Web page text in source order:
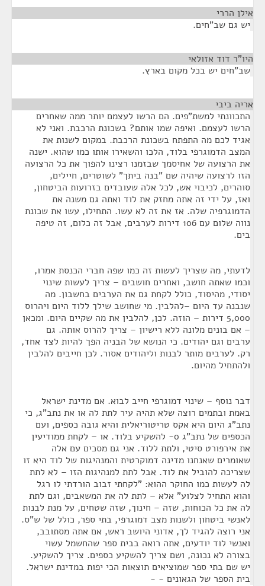
אילן הררי
יש גם שב"חים.
היו"ר דוד אזולאי
שב"חים יש בכל מקום בארץ.
אריה ביבי
התכוונתי למשת"פים. הם הרשו לעצמם יותר ממה שאחרים
הרשו לעצמם. ואיפה שמו אותם? בשכונת הרכבת. ואני לא
אגיד לכם מה התפתח בשכונת הרכבת. במקום לשנות את
המצב הדמוגרפי בלוד, הלכו והשאירו אותו כמו שהוא. ישנה
את הרצועה של אחיסמך שבזמנו רצינו להפוך את כל הרצועה
הזו לרצועה שיהיה שם "בנה ביתך" לשוטרים, חיילים,
סוהרים, לכיבוי אש, לכל אלה שעובדים בזרועות הביטחון,
ואז, על ידי זה אתה מחזק את לוד ואתה גם משנה את
הדמוגרפיה שלה. אז את זה לא עשו. התחילו, עשו את שכונת
נווה שלום עם 106 דירות לערבים, אבל זה כלום, זה טיפה
בים.
לדעתי, מה שצריך לעשות זה כמו שפה חברי הכנסת אמרו,
וכמו שאתה חושב, ואחרים חושבים – צריך לעשות שינוי
יסודי, מהיסוד, כולל לקחת גם את הערבים בחשבון. מה
שנבנה עד היום –להלבין. מי שחושב שילך ללוד היום ויהרוס
5,000 דירות – הוזה. לכן, להלבין את מה שקיים היום. ומכאן
– אם בונים מלונה ללא רישיון – צריך להרוס אותה. גם
ערבים וגם יהודים. כי הנושא של הבניה הפך להיות לצד אחד,
רק. לערבים מותר לבנות וליהודים אסור. לכן חייבים להלבין
ולהתחיל מהיום.
דבר נוסף – שינוי דמוגרפי חייב לבוא. אם מדינת ישראל
באמת ובתמים רוצה שלא תהיה עיר לתת לה או את נתב"ג, כי
נתב"ג היום היא אקס טריטוריאלית והיא גובה כספים, ועם
הכספים של נתב"ג 0- להשקיע בלוד. או – לקחת ממודיעין
את אירפורט סיטי, ולתת ללוד. אני גם מסכים עם אלה
שאומרים שאנחנו מדינה דמוקרטית והמנהיגות של לוד היא זו
שצריכה להוביל את לוד. אבל לתת למנהיגות הזו – לא לתת
לה לעשות כמו החוקר ההוא: "לקחתי זבוב הורדתי לו רגל
והוא התחיל לצלוע" אלא – לתת לה את המשאבים, וגם לתת
לה את כל הכוחות, שזה – חינוך, שזה שטחים, על מנת לבנות
לאנשי ביטחון ולשנות מצב דמוגרפי, בתי ספר, כולל של ש"ס.
אני רוצה להגיד לך, אדוני היושב ראש, אם אתה מסתובב,
ואנשי לוד יודעים, אתה רואה בבית ספר שהחשמל עשוי
בצורה לא נכונה, ושם צריך להשקיע כספים. צריך להשקיע.
יש שם בתי ספר שמוציאים תוצאות הכי יפות במדינת ישראל.
בית הספר של הגאונים - -